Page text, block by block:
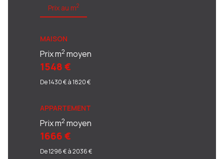
Prix au m2
MAISON
Prix m2 moyen
1548 €
De 1430 € à 1820 €
APPARTEMENT
Prix m2 moyen
1666 €
De 1296 € à 2036 €